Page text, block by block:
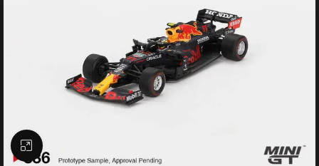
Büyütmek için tıklayın